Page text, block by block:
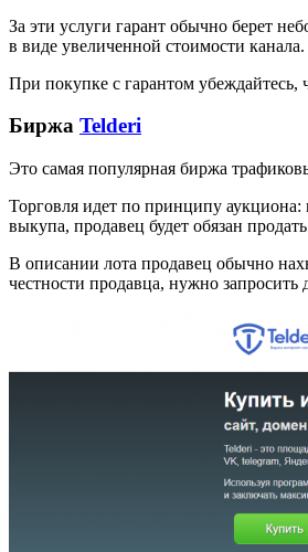
За эти услуги гарант обычно берет
в виде увеличенной стоимости
При покупке с гарантом
Биржа Telderi
Это самая популярная биржа
Торговля идет по принципу
выкупа, продавец будет обязан
В описании лота продавец обычно
честности продавца, нужно запросить